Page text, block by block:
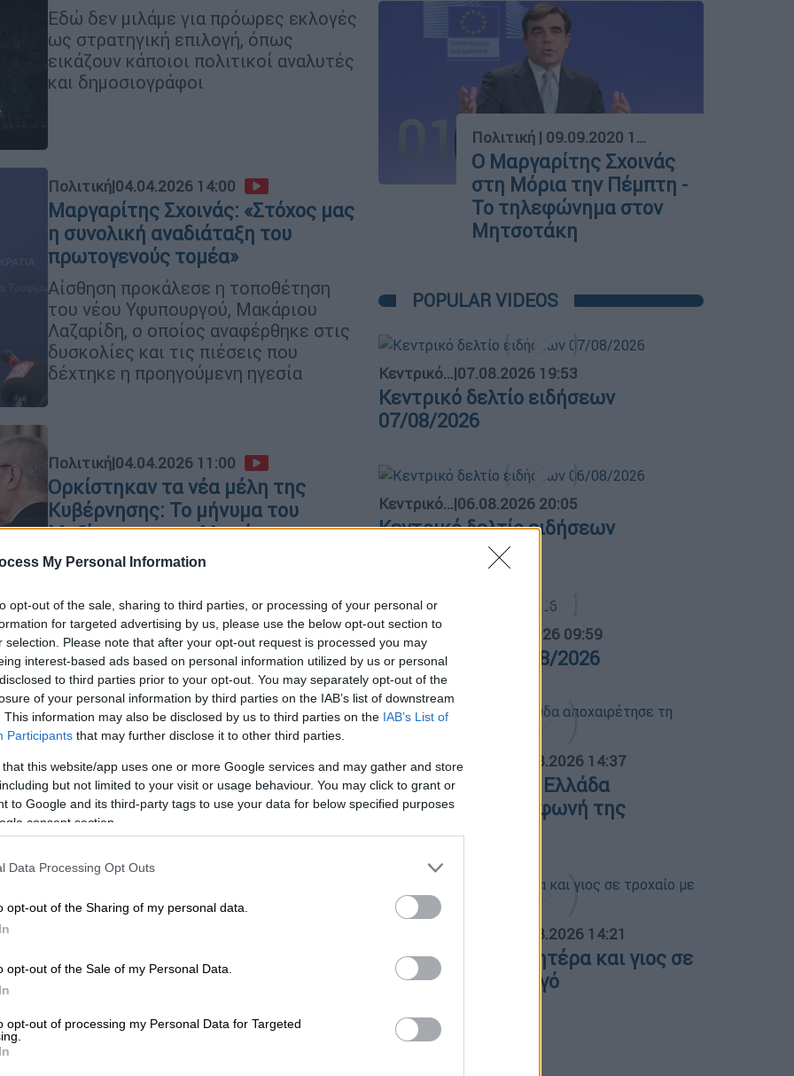
My Personal Information
opt-out of the sale, sharing to third parties, or processing of your personal or
for targeted advertising by us, please use the below opt-out section to
selection. Please note that after your opt-out request is processed you may
interest-based ads based on personal information utilized by us or personal
to third parties prior to your opt-out. You may separately opt-out of the
of your personal information by third parties on the IAB’s list of downstream
This information may also be disclosed by us to third parties on the IAB’s List of
Participants that may further disclose it to other third parties.
that this website/app uses one or more Google services and may gather and store
but not limited to your visit or usage behaviour. You may click to grant or
to Google and its third-party tags to use your data for below specified purposes
consent section.
Data Processing Opt Outs
opt-out of the Sharing of my personal data.
opt-out of the Sale of my Personal Data.
opt-out of processing my Personal Data for Targeted
Εδώ δεν μιλάμε για πρόωρες εκλογές
ως στρατηγική επιλογή, όπως
εικάζουν κάποιοι πολιτικοί αναλυτές
και δημοσιογράφοι
Πολιτική|04.04.2026 14:00
Μαργαρίτης Σχοινάς: «Στόχος μας
η συνολική αναδιάταξη του
πρωτογενούς τομέα»
Αίσθηση προκάλεσε η τοποθέτηση
του νέου Υφυπουργού, Μακάριου
Λαζαρίδη, ο οποίος αναφέρθηκε στις
δυσκολίες και τις πιέσεις που
δέχτηκε η προηγούμενη ηγεσία
Πολιτική|04.04.2026 11:00
Ορκίστηκαν τα νέα μέλη της
Κυβέρνησης: Το μήνυμα του
Μαξίμου με τις αλλαγές -
Μελετούν τις δικογραφίες του
Σε λίγο η ορκωμοσία των νέων μελών
Πολιτική|04.04.2026 09:05
ΟΠΕΚΕΠΕ: Στα χέρια των
εμπλεκόμενων «γαλάζιων» και της
Επιτροπής η δικογραφία - Στις 11
ορκίζονται Σχοινάς, Τουρνάς και
Λαζαρίδης
ωρών
Κόσμος|23.05.2024 15:58
θέση του Έλληνα επιτρόπου στην
Κομισιόν; Οι μάχες για τα
01 Πολιτική | 09.09.2020 15:42
Ο Μαργαρίτης Σχοινάς
στη Μόρια την Πέμπτη -
Το τηλεφώνημα στον
Μητσοτάκη
POPULAR VIDEOS
Κεντρικό...|07.08.2026 19:53
Κεντρικό δελτίο ειδήσεων
07/08/2026
Κεντρικό...|06.08.2026 20:05
Κεντρικό δελτίο ειδήσεων
Ώρα Ελλάδος... 07.08.2026 09:59
Ώρα Ελλάδος 07/08/2026
ΑΠΟΣΠΑΣΜΑΤΑ... 07.08.2026 14:37
Λάκης Χαλκιάς: Η Ελλάδα
αποχαιρέτησε τη φωνή της
Ρωμιοσύνης
07.08.2026 14:21
Σέρρες: Νεκροί μητέρα και γιος σε
τροχαίο με φορτηγό